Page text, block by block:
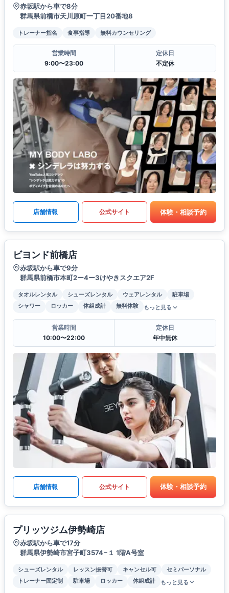
赤坂駅から車で8分
群馬県前橋市天川原町一丁目20番地8
トレーナー指名 食事指導 無料カウンセリング
営業時間
9:00〜23:00
定休日
不定休
店舗情報 公式サイト 体験・相談予約
ビヨンド前橋店
赤坂駅から車で9分
群馬県前橋市本町2ー4ー3けやきスクエア2F
タオルレンタル シューズレンタル ウェアレンタル
駐車場
シャワー
ロッカー 体組成計 無料体験 もっと見る
営業時間
10:00〜22:00
定休日
年中無休
店舗情報 公式サイト 体験・相談予約
プリッツジム伊勢崎店
赤坂駅から車で17分
群馬県伊勢崎市宮子町3574−１ 1階A号室
シューズレンタル レッスン振替可 キャンセル可
セミパーソナル
トレーナー固定制
駐車場 ロッカー 体組成計 もっと見る